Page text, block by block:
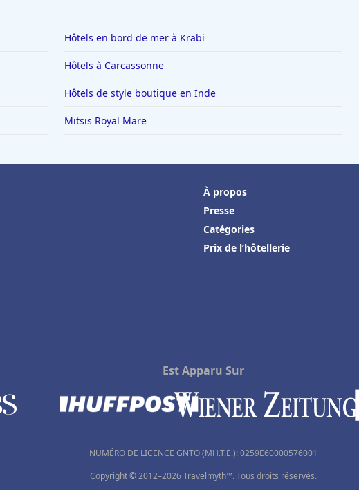
Hôtels en bord de mer à Krabi
Hôtels à Carcassonne
Hôtels de style boutique en Inde
Mitsis Royal Mare
À propos
Presse
Catégories
Prix de l’hôtellerie
Est Apparu Sur
NUMÉRO DE LICENCE GNTO (MH.T.E.): 0259Ε60000576001
Copyright © 2012–2026 Travelmyth™. Tous droits réservés.